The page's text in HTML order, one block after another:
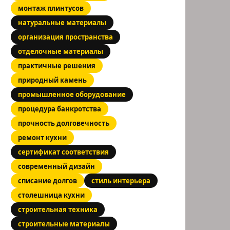
монтаж плинтусов
натуральные материалы
организация пространства
отделочные материалы
практичные решения
природный камень
промышленное оборудование
процедура банкротства
прочность долговечность
ремонт кухни
сертификат соответствия
современный дизайн
списание долгов
стиль интерьера
столешница кухни
строительная техника
строительные материалы